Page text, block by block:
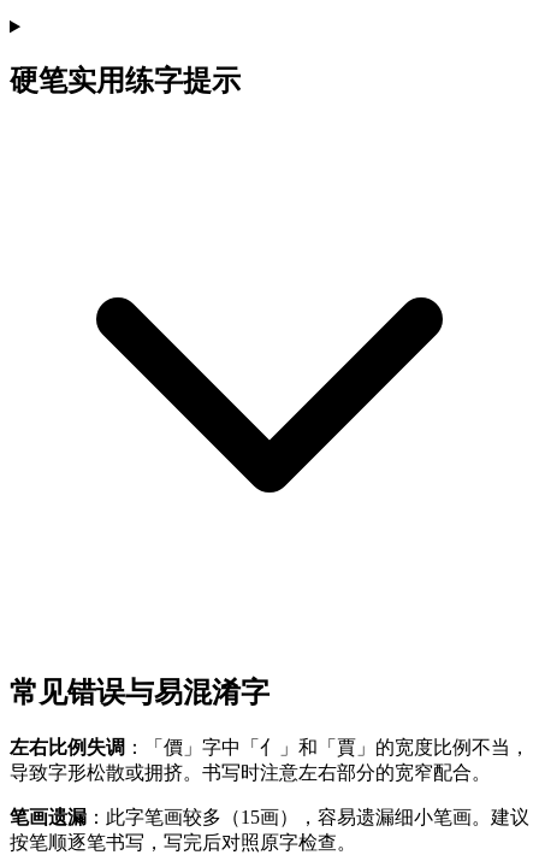
硬笔实用练字提示
常见错误与易混淆字
左右比例失调 ：「價」字中「亻」和「賈」的宽度比例不当，
导致字形松散或拥挤。书写时注意左右部分的宽窄配合。
笔画遗漏 ：此字笔画较多（15画），容易遗漏细小笔画。建议
按笔顺逐笔书写，写完后对照原字检查。